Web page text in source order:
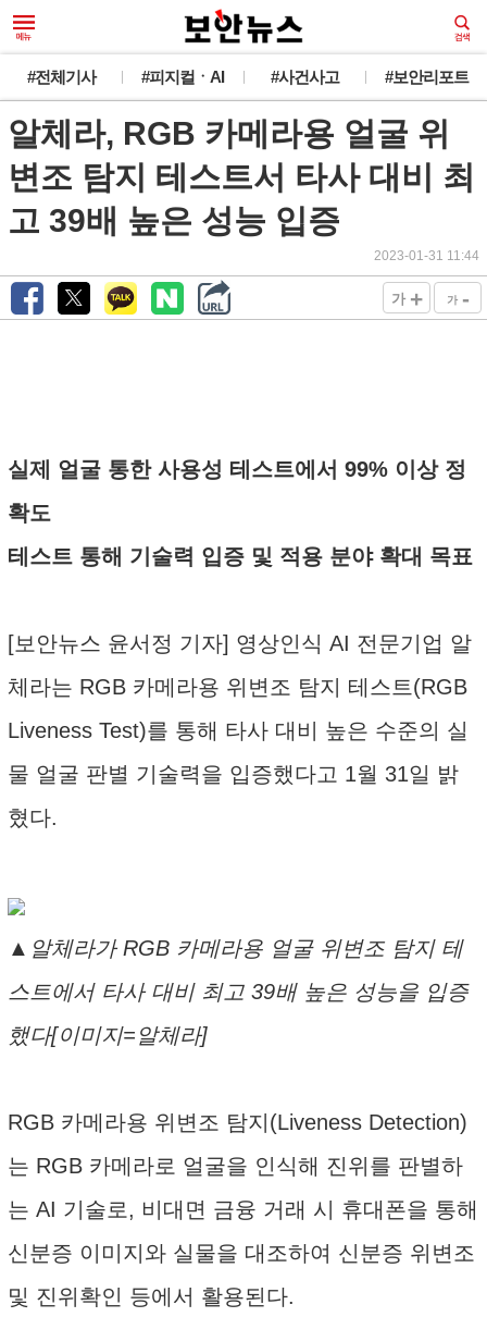
#전체기사 #피지컬ㆍAI #사건사고 #보안리포트
알체라, RGB 카메라용 얼굴 위
변조 탐지 테스트서 타사 대비 최
고 39배 높은 성능 입증
2023-01-31 11:44
가 + 가 -
실제 얼굴 통한 사용성 테스트에서 99% 이상 정
확도
테스트 통해 기술력 입증 및 적용 분야 확대 목표
[보안뉴스 윤서정 기자] 영상인식 AI 전문기업 알
체라는 RGB 카메라용 위변조 탐지 테스트(RGB
Liveness Test)를 통해 타사 대비 높은 수준의 실
물 얼굴 판별 기술력을 입증했다고 1월 31일 밝
혔다.
▲알체라가 RGB 카메라용 얼굴 위변조 탐지 테
스트에서 타사 대비 최고 39배 높은 성능을 입증
했다[이미지=알체라]
RGB 카메라용 위변조 탐지(Liveness Detection)
는 RGB 카메라로 얼굴을 인식해 진위를 판별하
는 AI 기술로, 비대면 금융 거래 시 휴대폰을 통해
신분증 이미지와 실물을 대조하여 신분증 위변조
및 진위확인 등에서 활용된다.